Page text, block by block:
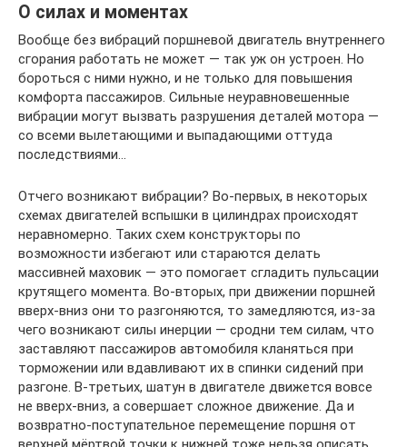
О силах и моментах
Вообще без вибраций поршневой двигатель внутреннего
сгорания работать не может — так уж он устроен. Но
бороться с ними нужно, и не только для повышения
комфорта пассажиров. Сильные неуравновешенные
вибрации могут вызвать разрушения деталей мотора —
со всеми вылетающими и выпадающими оттуда
последствиями…
Отчего возникают вибрации? Во-первых, в некоторых
схемах двигателей вспышки в цилиндрах происходят
неравномерно. Таких схем конструкторы по
возможности избегают или стараются делать
массивней маховик — это помогает сгладить пульсации
крутящего момента. Во-вторых, при движении поршней
вверх-вниз они то разгоняются, то замедляются, из-за
чего возникают силы инерции — сродни тем силам, что
заставляют пассажиров автомобиля кланяться при
торможении или вдавливают их в спинки сидений при
разгоне. В-третьих, шатун в двигателе движется вовсе
не вверх-вниз, а совершает сложное движение. Да и
возвратно-поступательное перемещение поршня от